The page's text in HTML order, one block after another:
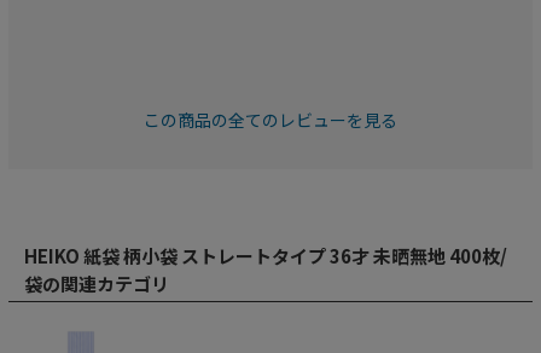
この商品の全てのレビューを見る
HEIKO 紙袋 柄小袋 ストレートタイプ 36才 未晒無地 400枚/
袋の関連カテゴリ